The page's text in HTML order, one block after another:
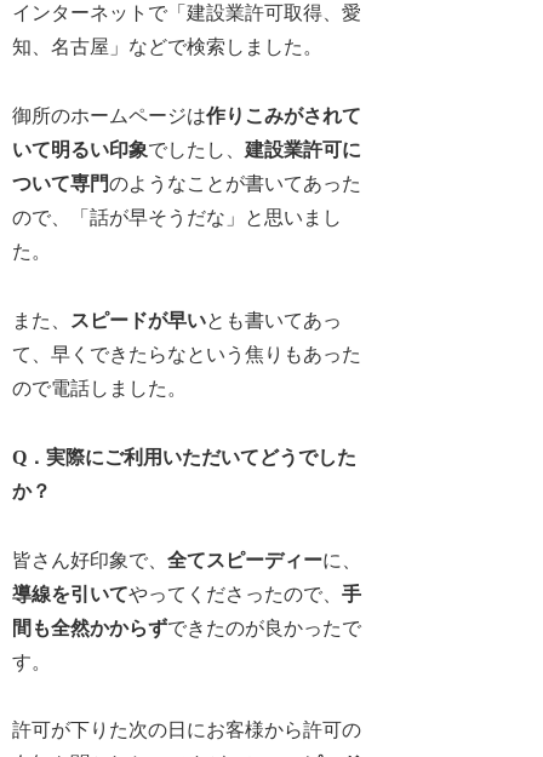
インターネットで「建設業許可取得、愛
知、名古屋」などで検索しました。
御所のホームページは作りこみがされて
いて明るい印象でしたし、建設業許可に
ついて専門のようなことが書いてあった
ので、「話が早そうだな」と思いまし
た。
また、 スピードが早いとも書いてあっ
て、早くできたらなという焦りもあった
ので電話しました。
Q．実際にご利用いただいてどうでした
か？
皆さん好印象で、全てスピーディーに、
導線を引いてやってくださったので、手
間も全然かからずできたのが良かったで
す。
許可が下りた次の日にお客様から許可の